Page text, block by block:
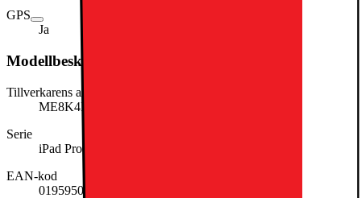
GPS
Ja
Modellbeskrivning
Tillverkarens artikelnummer
ME8K4KN/A
Serie
iPad Pro
EAN-kod
0195950405934